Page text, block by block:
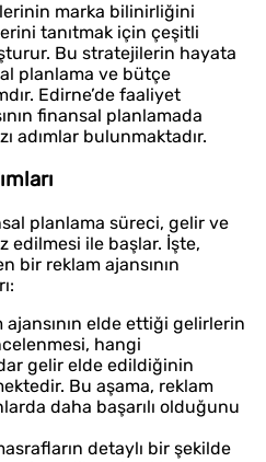
marka bilinirliğini
tanıtmak için çeşitli
Bu stratejilerin hayata
planlama ve bütçe
Edirne’de faaliyet
finansal planlamada
adımlar bulunmaktadır.
planlama süreci, gelir ve
edilmesi ile başlar. İşte,
bir reklam ajansının
ajansının elde ettiği gelirlerin
hangi
gelir elde edildiğinin
Bu aşama, reklam
daha başarılı olduğunu
detaylı bir şekilde